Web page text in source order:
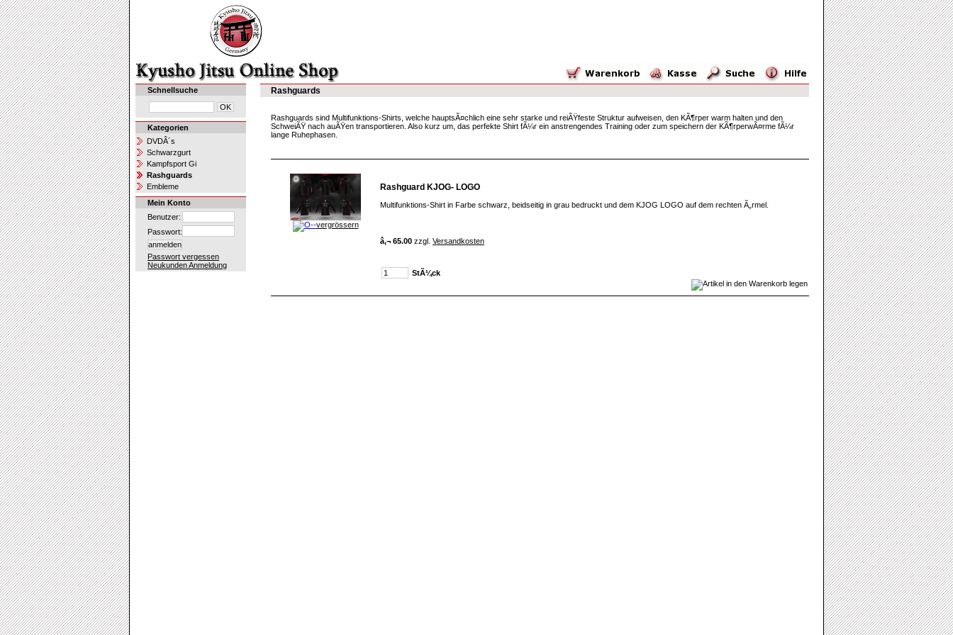
Schnellsuche
Kategorien
DVDÂ´s
Schwarzgurt
Kampfsport Gi
Rashguards
Embleme
Mein Konto
Benutzer:
Passwort:
Passwort vergessen
Neukunden Anmeldung
Rashguards
Rashguards sind Multifunktions-Shirts, welche hauptsÃ¤chlich eine sehr starke und reiÃŸfeste Struktur aufweisen, den KÃ¶rper warm halten und den
SchweiÃŸ nach auÃŸen transportieren. Also kurz um, das perfekte Shirt fÃ¼r ein anstrengendes Training oder zum speichern der KÃ¶rperwÃ¤rme fÃ¼r
lange Ruhephasen.
vergrössern
Rashguard KJOG- LOGO
Multifunktions-Shirt in Farbe schwarz, beidseitig in grau bedruckt und dem KJOG LOGO auf dem rechten Ã„rmel.
â‚¬ 65.00 zzgl. Versandkosten
StÃ¼ck